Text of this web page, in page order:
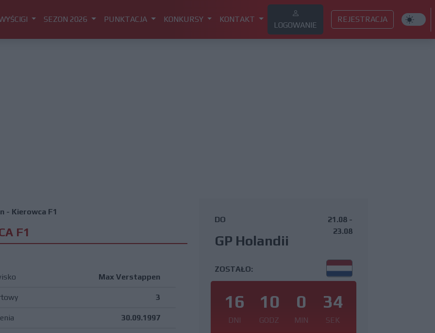
SEZON 2026 PUNKTACJA KONKURSY KONTAKT
LOGOWANIE
REJESTRACJA
- Kierowca F1
F1
Max Verstappen
3
30.09.1997
DO
GP Holandii
21.08 -
23.08
ZOSTAŁO:
16
DNI
10
GODZ
0
MIN
33
SEK